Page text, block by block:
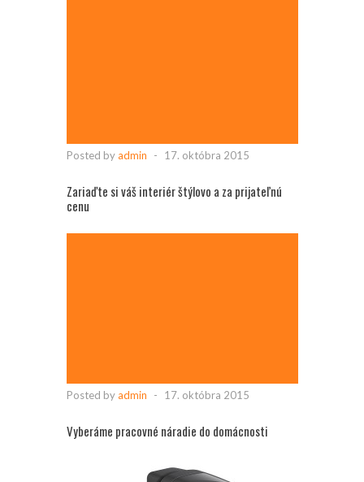
Posted byadmin - 17. októbra 2015
Zariaďte si váš interiér štýlovo a za prijateľnú
cenu
Posted byadmin - 17. októbra 2015
Vyberáme pracovné náradie do domácnosti